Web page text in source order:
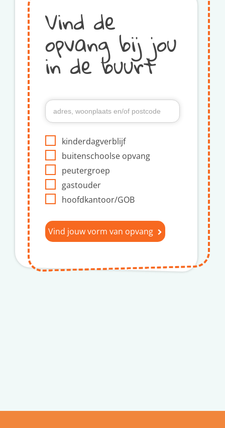
Vind de
opvang bij jou
in de buurt
kinderdagverblijf
buitenschoolse opvang
peutergroep
gastouder
hoofdkantoor/GOB
Vind jouw vorm van opvang